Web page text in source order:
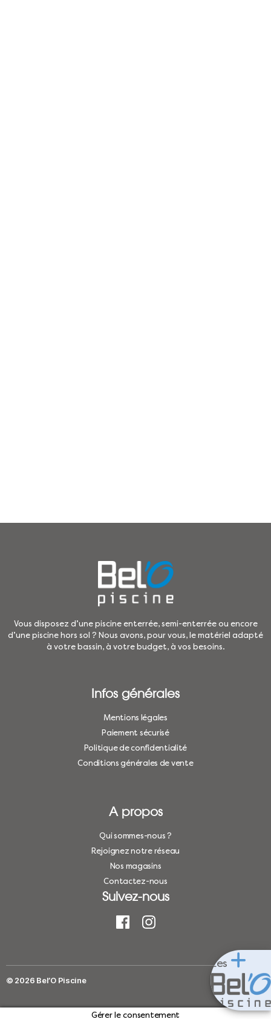
Les
Vous disposez d’une piscine enterrée, semi-enterrée ou encore
d’une piscine hors sol ? Nous avons, pour vous, le matériel adapté
à votre bassin, à votre budget, à vos besoins.
Infos générales
Mentions légales
Paiement sécurisé
Politique de confidentialité
Conditions générales de vente
A propos
Qui sommes-nous ?
Rejoignez notre réseau
Nos magasins
Contactez-nous
Suivez-nous
© 2026 Bel’O Piscine Haut ↑
Gérer le consentement